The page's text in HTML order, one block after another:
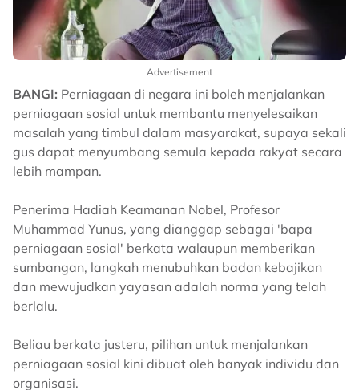
Advertisement
BANGI: Perniagaan di negara ini boleh menjalankan
perniagaan sosial untuk membantu menyelesaikan
masalah yang timbul dalam masyarakat, supaya sekali
gus dapat menyumbang semula kepada rakyat secara
lebih mampan.
Penerima Hadiah Keamanan Nobel, Profesor
Muhammad Yunus, yang dianggap sebagai 'bapa
perniagaan sosial' berkata walaupun memberikan
sumbangan, langkah menubuhkan badan kebajikan
dan mewujudkan yayasan adalah norma yang telah
berlalu.
Beliau berkata justeru, pilihan untuk menjalankan
perniagaan sosial kini dibuat oleh banyak individu dan
organisasi.